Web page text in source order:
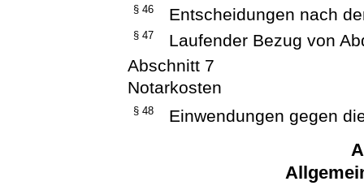
§ 46 Entscheidungen nach
§ 47
Laufender Bezug von
Abschnitt 7
Notarkosten
§ 48 Einwendungen gegen